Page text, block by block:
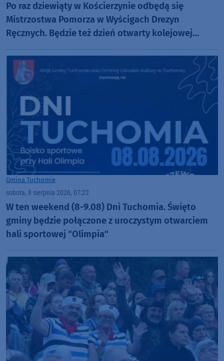
Po raz dziewiąty w Kościerzynie odbędą się
Mistrzostwa Pomorza w Wyścigach Drezyn
Ręcznych. Będzie też dzień otwarty kolejowej
Gmina Tuchomie
sobota, 8 sierpnia 2026, 07:22
W ten weekend (8-9.08) Dni Tuchomia. Święto
gminy będzie połączone z uroczystym otwarciem
hali sportowej "Olimpia"